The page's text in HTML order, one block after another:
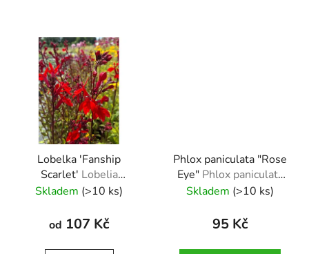
Lobelka 'Fanship
Scarlet' Lobelia
speciosa 'Fanship
Skladem (>10 ks)
od 107 Kč
Phlox paniculata "Rose
Eye" Phlox paniculata
"Rose Eye"
Skladem (>10 ks)
95 Kč